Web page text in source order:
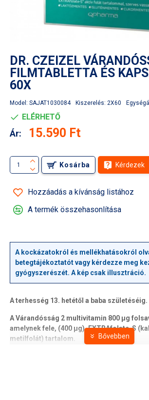
DR. CZEIZEL
FILMTABLETTA ÉS
60X
Model: SAJAT1030084 Kiszerelés: 2X60
ELÉRHETŐ
Ár: 15.590 Ft
Kosárba Kérdezek
Hozzáadás a kívánság listához
A termék összehasonlítása
A kockázatokról és mellékhatásokról
betegtájékoztatót vagy kérdezze meg
gyógyszerészét. A kép csak illusztráció.
A terhesség 13. hetétől a baba születéséig.
A Várandósság 2 multivitamin 800 µg
amelynek fele, (400 µg), EXTRAfolate-S
metilfolát) tartalom.